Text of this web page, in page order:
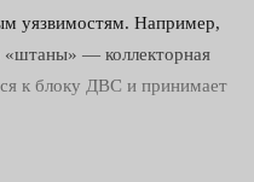
уязвимостям. Например,
«штаны» — коллекторная
к блоку ДВС и принимает